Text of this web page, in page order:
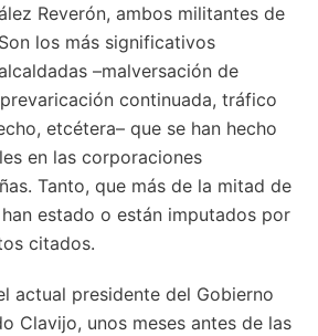
Reverón, ambos militantes de
los más significativos
–malversación de
continuada, tráfico
etcétera– que se han hecho
en las corporaciones
Tanto, que más de la mitad de
estado o están imputados por
citados.
actual presidente del Gobierno
Clavijo, unos meses antes de las